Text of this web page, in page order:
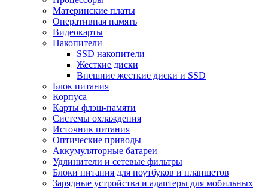
Материнские платы
Оперативная память
Видеокарты
Накопители
SSD накопители
Жесткие диски
Внешние жесткие диски и SSD
Блок питания
Корпуса
Карты флэш-памяти
Системы охлаждения
Источник питания
Оптические приводы
Аккумуляторные батареи
Удлинители и сетевые фильтры
Блоки питания для ноутбуков и планшетов
Зарядные устройства и адаптеры для мобильных